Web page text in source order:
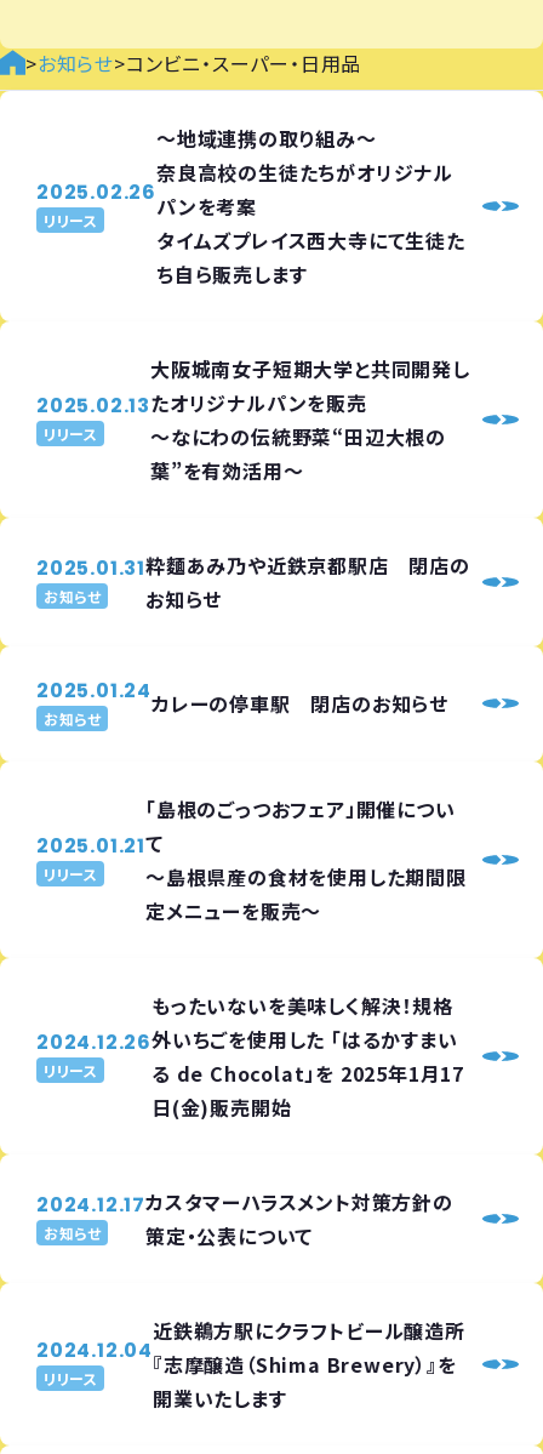
>お知らせ>コンビニ・スーパー・日用品
2025.02.26
リリース
～地域連携の取り組み～
奈良高校の生徒たちがオリジナル
パンを考案
タイムズプレイス西大寺にて生徒た
ち自ら販売します
2025.02.13
リリース
大阪城南女子短期大学と共同開発し
たオリジナルパンを販売
～なにわの伝統野菜“田辺大根の
葉”を有効活用～
2025.01.31
お知らせ
粋麵あみ乃や近鉄京都駅店 閉店の
お知らせ
2025.01.24
お知らせ カレーの停車駅 閉店のお知らせ
2025.01.21
リリース
「島根のごっつおフェア」開催につい
て
～島根県産の食材を使用した期間限
定メニューを販売～
2024.12.26
リリース
もったいないを美味しく解決！規格
外いちごを使用した 「はるかすまい
る de Chocolat」を 2025年1月17
日(金)販売開始
2024.12.17
お知らせ
カスタマーハラスメント対策方針の
策定・公表について
2024.12.04
リリース
近鉄鵜方駅にクラフトビール醸造所
『志摩醸造（Shima Brewery）』を
開業いたします